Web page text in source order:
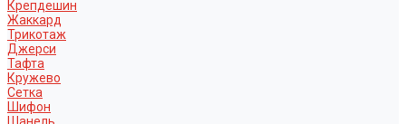
Крепдешин
Жаккард
Трикотаж
Джерси
Тафта
Кружево
Сетка
Шифон